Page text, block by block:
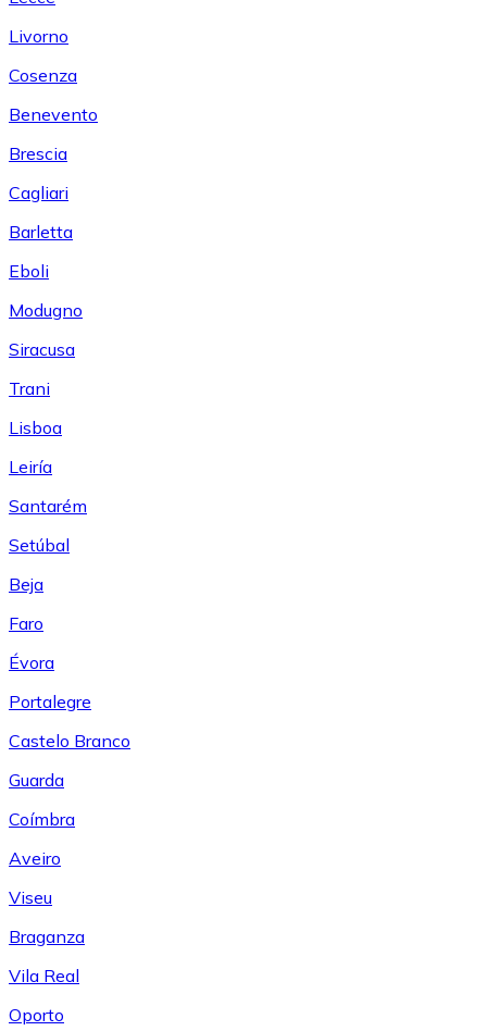
Livorno
Cosenza
Benevento
Brescia
Cagliari
Barletta
Eboli
Modugno
Siracusa
Trani
Lisboa
Leiría
Santarém
Setúbal
Beja
Faro
Évora
Portalegre
Castelo Branco
Guarda
Coímbra
Aveiro
Viseu
Braganza
Vila Real
Oporto